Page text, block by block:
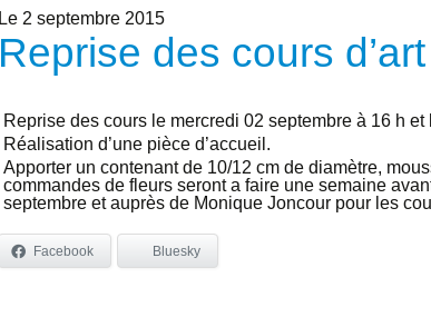
Le 2 septembre 2015
Reprise des cours
Reprise des cours le mercredi 02 septembre à 16 h
Réalisation d’une pièce d’accueil.
Apporter un contenant de 10/12 cm de diamètre,
commandes de fleurs seront a faire une semaine
septembre et auprès de Monique Joncour pour les
Facebook Bluesky